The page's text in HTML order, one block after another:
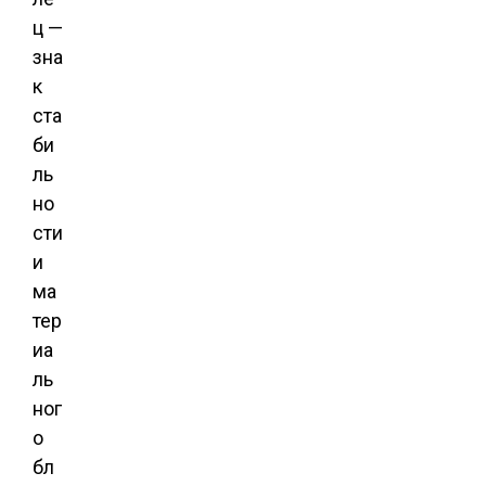
ц —
зна
к
ста
би
ль
но
сти
и
ма
тер
иа
ль
ног
о
бл